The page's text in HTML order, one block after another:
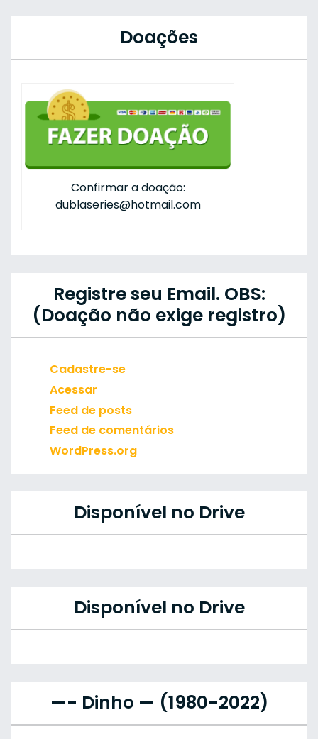
Doações
Confirmar a doação:
dublaseries@hotmail.com
Registre seu Email. OBS:
(Doação não exige registro)
Cadastre-se
Acessar
Feed de posts
Feed de comentários
WordPress.org
Disponível no Drive
Disponível no Drive
—- Dinho — (1980-2022)